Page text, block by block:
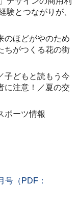
験とつながりが、
のほどがやのため
ちがつくる花の街
子どもと読もう今
に注意！／夏の交
ポーツ情報
号（PDF：